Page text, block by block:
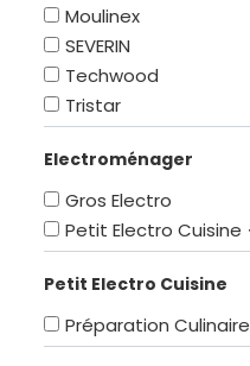
Moulinex
SEVERIN
Techwood
Tristar
Electroménager
Gros Electro
Petit Electro Cuisine
Petit Electro Cuisine
Préparation Culinaire